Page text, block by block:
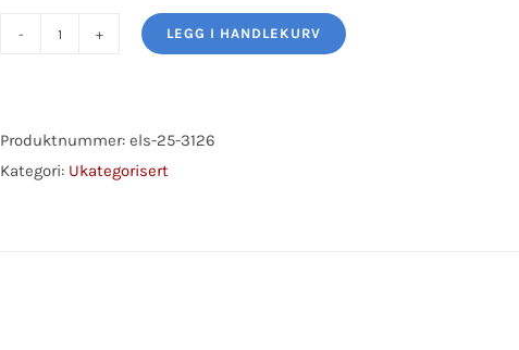
STARTER10T
antall
LEGG I HANDLEKURV
Produktnummer: els-25-3126
Kategori: Ukategorisert